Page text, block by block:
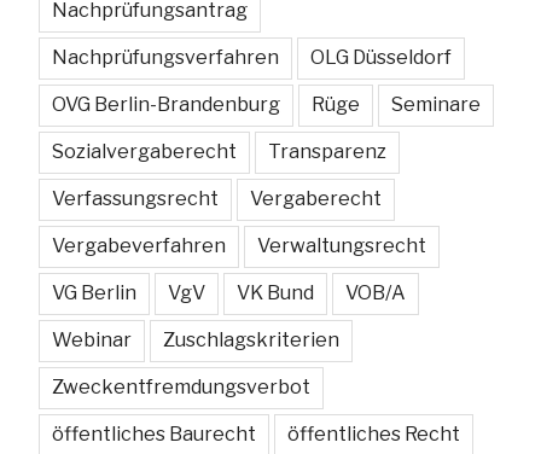
Nachprüfungsantrag
Nachprüfungsverfahren OLG Düsseldorf
OVG Berlin-Brandenburg Rüge Seminare
Sozialvergaberecht Transparenz
Verfassungsrecht Vergaberecht
Vergabeverfahren Verwaltungsrecht
VG Berlin VgV VK Bund VOB/A
Webinar Zuschlagskriterien
Zweckentfremdungsverbot
öffentliches Baurecht öffentliches Recht